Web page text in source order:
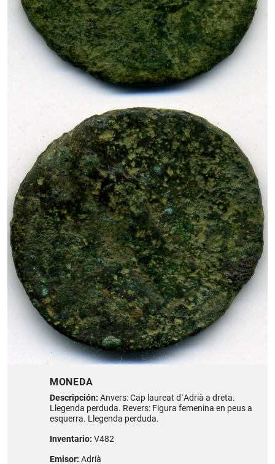
MONEDA
Descripción: Anvers: Cap laureat d´Adrià a dreta.
Llegenda perduda. Revers: Figura femenina en peus a
esquerra. Llegenda perduda.
Inventario: V482
Emisor: Adrià